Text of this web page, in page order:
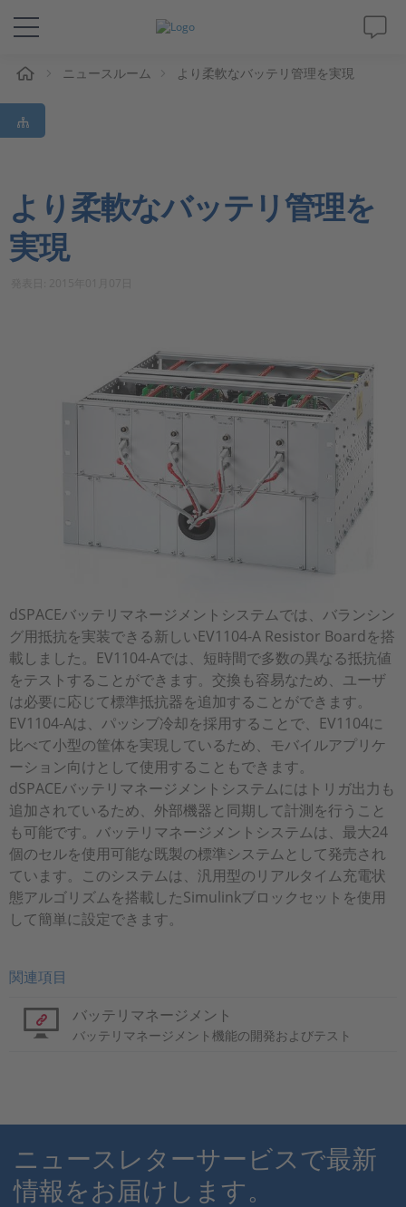
ソリューションと製品
サポート
Magazine
ニュースルーム より柔軟なバッテリ管理を実現
より柔軟なバッテリ管理を
実現
dSPACEバッテリマネージメントシステムでは、バランシン
グ用抵抗を実装できる新しいEV1104-A Resistor Boardを搭
載しました。EV1104-Aでは、短時間で多数の異なる抵抗値
をテストすることができます。交換も容易なため、ユーザ
は必要に応じて標準抵抗器を追加することができます。
EV1104-Aは、パッシブ冷却を採用することで、EV1104に
比べて小型の筐体を実現しているため、モバイルアプリケ
ーション向けとして使用することもできます。
dSPACEバッテリマネージメントシステムにはトリガ出力も
追加されているため、外部機器と同期して計測を行うこと
も可能です。バッテリマネージメントシステムは、最大24
個のセルを使用可能な既製の標準システムとして発売され
ています。このシステムは、汎用型のリアルタイム充電状
態アルゴリズムを搭載したSimulinkブロックセットを使用
して簡単に設定できます。
関連項目
バッテリマネージメント
バッテリマネージメント機能の開発およびテスト
ニュースレターサービスで最新
情報をお届けします。